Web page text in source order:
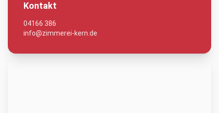
Kontakt
04166 386
info@zimmerei-kern.de